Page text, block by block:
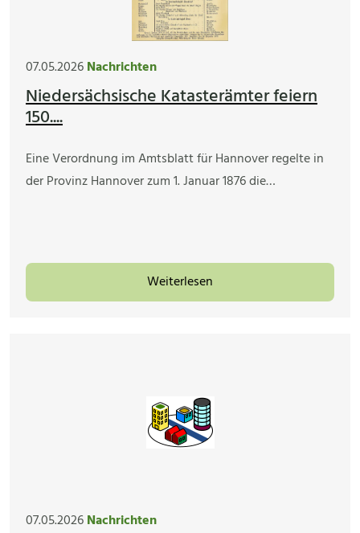
07.05.2026Nachrichten
Niedersächsische Katasterämter feiern
150....
Eine Verordnung im Amtsblatt für Hannover regelte in
der Provinz Hannover zum 1. Januar 1876 die…
Weiterlesen
07.05.2026Nachrichten